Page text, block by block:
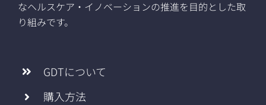
なヘルスケア・イノベーションの推進を目的とした取
り組みです。
GDTについて
購入方法